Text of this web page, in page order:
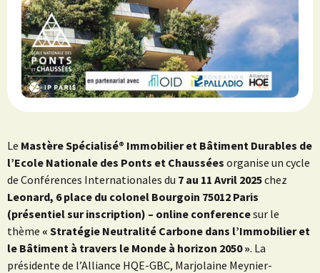
Le Mastère Spécialisé® Immobilier et Bâtiment Durables de
l’Ecole Nationale des Ponts et Chaussées organise un cycle
de Conférences Internationales du 7 au 11 Avril 2025chez
Leonard, 6 place du colonel Bourgoin 75012 Paris
(présentiel sur inscription) – online conferencesur le
thème « Stratégie Neutralité Carbone dans l’Immobilier et
le Bâtiment à travers le Monde à horizon 2050 ». La
présidente de l’Alliance HQE-GBC, Marjolaine Meynier-